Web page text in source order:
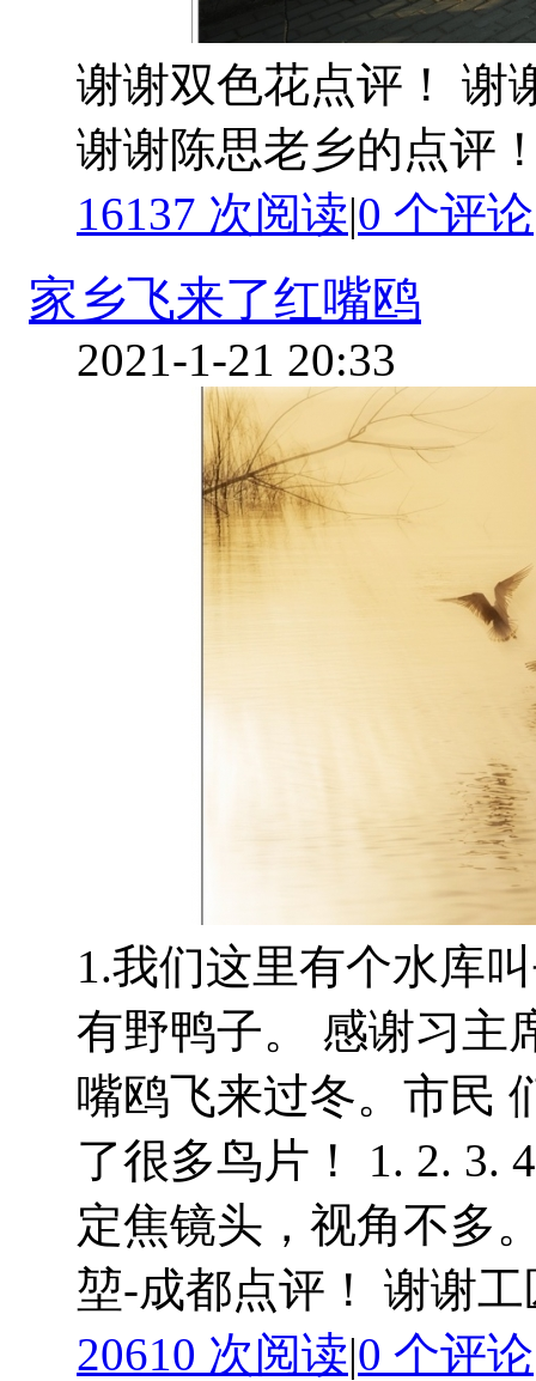
谢谢双色花点评！ 谢
谢谢陈思老乡的点评
16137 次阅读|0 个评论
家乡飞来了红嘴鸥
2021-1-21 20:33
1.我们这里有个水库
有野鸭子。 感谢习主
嘴鸥飞来过冬。市民
了很多鸟片！ 1. 2. 3.
定焦镜头，视角不多
堃-成都点评！ 谢谢工
20610 次阅读|0 个评论